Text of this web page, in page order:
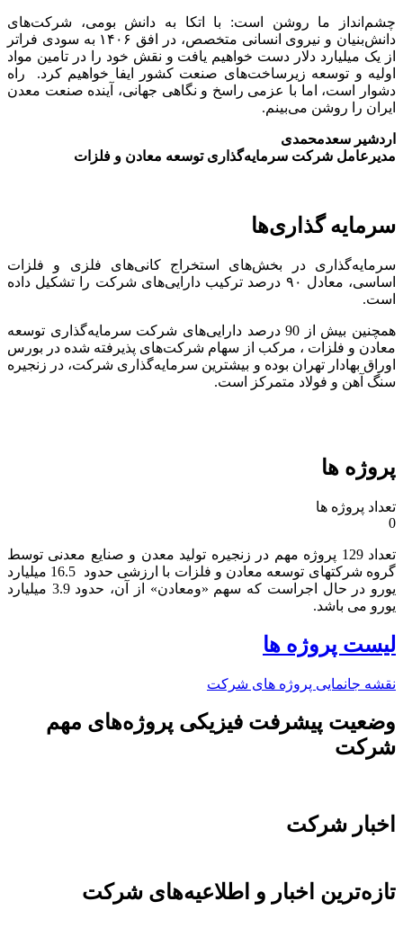
چشم‌انداز ما روشن است: با اتکا به دانش بومی، شرکت‌های
دانش‌بنیان و نیروی انسانی متخصص، در افق ۱۴۰۶ به سودی فراتر
از یک میلیارد دلار دست خواهیم یافت و نقش خود را در تامین مواد
اولیه و توسعه زیرساخت‌های صنعت کشور ایفا خواهیم کرد. راه
دشوار است، اما با عزمی راسخ و نگاهی جهانی، آینده صنعت معدن
ایران را روشن می‌بینم.
اردشیر سعدمحمدی
مدیرعامل شرکت سرمایه‌گذاری توسعه معادن و فلزات
سرمایه گذاری‌ها
سرمایه‌گذاری در بخش‌های استخراج کانی‌های فلزی و فلزات
اساسی، معادل ۹۰ درصد ترکیب دارایی‌های شرکت را تشکیل داده
است.
همچنین بیش از 90 درصد دارایی‌های شرکت سرمایه‌گذاری توسعه
معادن و فلزات ، مرکب از سهام شرکت‌های پذیرفته شده در بورس
اوراق بهادار تهران بوده و بیشترین سرمایه‌گذاری شرکت، در زنجیره
سنگ آهن و فولاد متمرکز است.
پروژه ها
تعداد پروژه ها
0
تعداد 129 پروژه مهم در زنجیره تولید معدن و صنایع معدنی توسط
گروه شرکتهای توسعه معادن و فلزات با ارزشی حدود 16.5 میلیارد
یورو در حال اجراست که سهم «ومعادن» از آن، حدود 3.9 میلیارد
یورو می باشد.​
لیست پروژه ها
نقشه جانمایی پروژه های شرکت
وضعیت پیشرفت فیزیکی پروژه‌های مهم
شرکت
اخبار شرکت
تازه‌ترین اخبار و اطلاعیه‌های شرکت